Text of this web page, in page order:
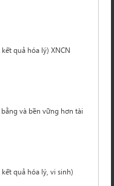
quả hóa lý) XNCN
và bền vững hơn tài
quả hóa lý, vi sinh)